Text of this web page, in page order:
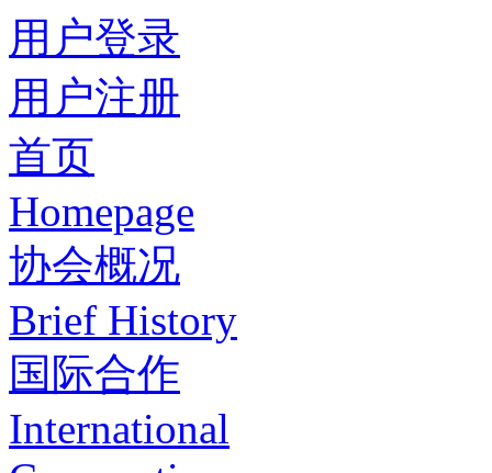
用户登录
用户注册
首页
Homepage
协会概况
Brief History
国际合作
International